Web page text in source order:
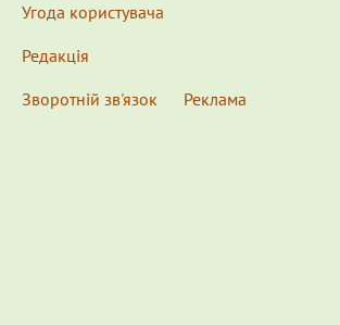
Угода користувача
Редакція
Зворотній зв'язок
Реклама